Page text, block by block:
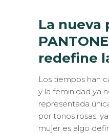
La nueva
redefine
Los tiempos han
y la feminidad ya
representada
por tonos rosas,
mujer es algo